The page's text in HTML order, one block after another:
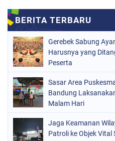
Gerebek Sabung
Harusnya yang
Peserta
Sasar Area
Bandung
Malam Hari
Jaga Keamanan
Patroli ke Objek Vital